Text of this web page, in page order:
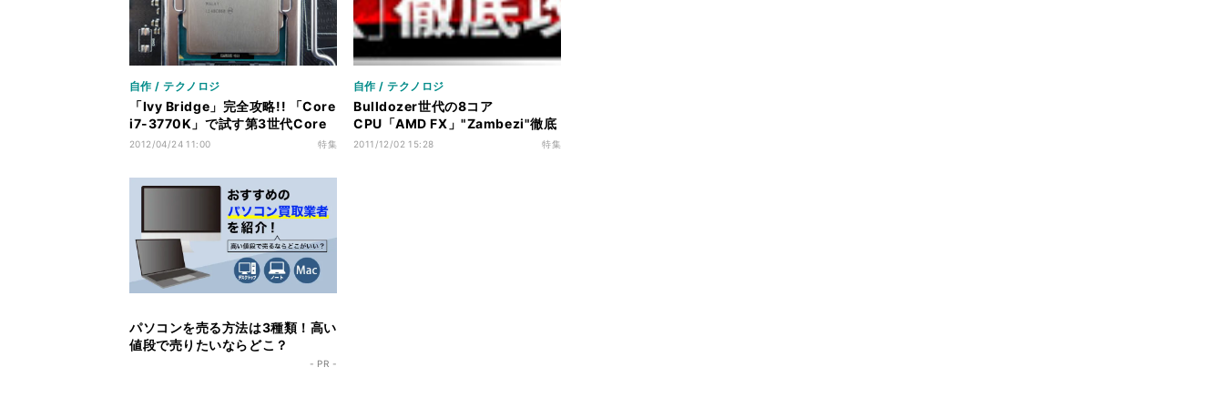
自作 / テクノロジ
「Ivy Bridge」完全攻略!! 「Core
i7-3770K」で試す第3世代Core
の実力検証
2012/04/24 11:00 特集
自作 / テクノロジ
Bulldozer世代の8コア
CPU「AMD FX」"Zambezi"徹底
攻略 - アーキテクチャ解析編
2011/12/02 15:28 特集
パソコンを売る方法は3種類！高い
値段で売りたいならどこ？
- PR -